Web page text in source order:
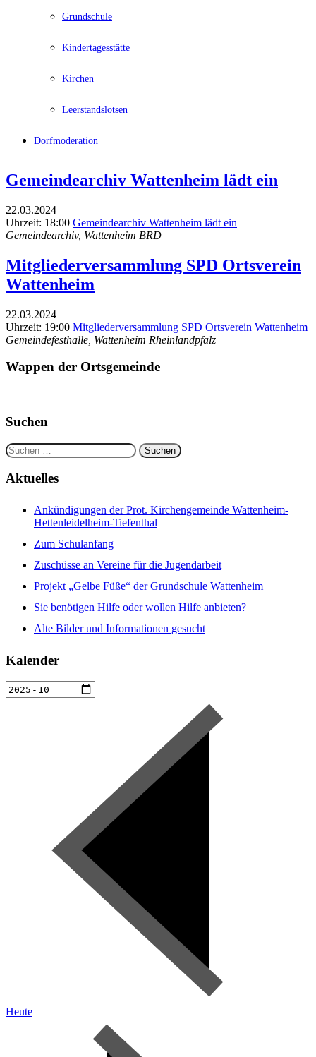
Grundschule
Kindertagesstätte
Kirchen
Leerstandslotsen
Dorfmoderation
Gemeindearchiv Wattenheim lädt ein
22.03.2024
Uhrzeit: 18:00 Gemeindearchiv Wattenheim lädt ein
Gemeindearchiv, Wattenheim BRD
Mitgliederversammlung SPD Ortsverein
Wattenheim
22.03.2024
Uhrzeit: 19:00 Mitgliederversammlung SPD Ortsverein Wattenheim
Gemeindefesthalle, Wattenheim Rheinlandpfalz
Wappen der Ortsgemeinde
Suchen
Suchen
nach:
Aktuelles
Ankündigungen der Prot. Kirchengemeinde Wattenheim-
Hettenleidelheim-Tiefenthal
Zum Schulanfang
Zuschüsse an Vereine für die Jugendarbeit
Projekt „Gelbe Füße“ der Grundschule Wattenheim
Sie benötigen Hilfe oder wollen Hilfe anbieten?
Alte Bilder und Informationen gesucht
Kalender
Heute